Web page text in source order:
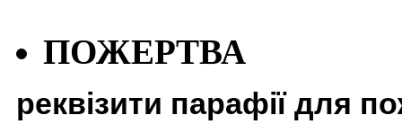
ПОЖЕРТВА
реквізити парафії для